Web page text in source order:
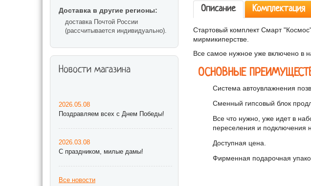
Доставка в другие регионы:
доставка Почтой России
(рассчитывается индивидуально).
Новости магазина
2026.05.08
Поздравляем всех с Днем Победы!
2026.03.08
С праздником, милые дамы!
Все новости
Описание Комплектация
Стартовый комплект Смарт
мирмикиперстве.
Все самое нужное уже включено в
ОСНОВНЫЕ
Система автоувлажнения
Сменный гипсовый блок
Все что нужно, уже идет в
переселения и подключения
Доступная цена.
Фирменная подарочная